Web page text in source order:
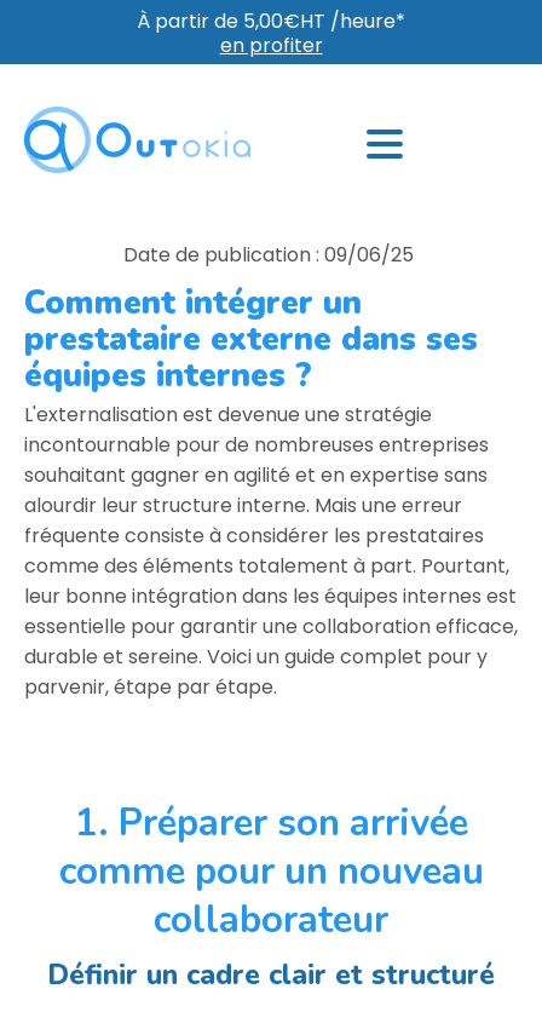
À partir de 5,00€HT /heure*
en profiter
Date de publication : 09/06/25
Comment intégrer un
prestataire externe dans ses
équipes internes ?
L'externalisation est devenue une stratégie
incontournable pour de nombreuses entreprises
souhaitant gagner en agilité et en expertise sans
alourdir leur structure interne. Mais une erreur
fréquente consiste à considérer les prestataires
comme des éléments totalement à part. Pourtant,
leur bonne intégration dans les équipes internes est
essentielle pour garantir une collaboration efficace,
durable et sereine. Voici un guide complet pour y
parvenir, étape par étape.
1. Préparer son arrivée
comme pour un nouveau
collaborateur
Définir un cadre clair et structuré